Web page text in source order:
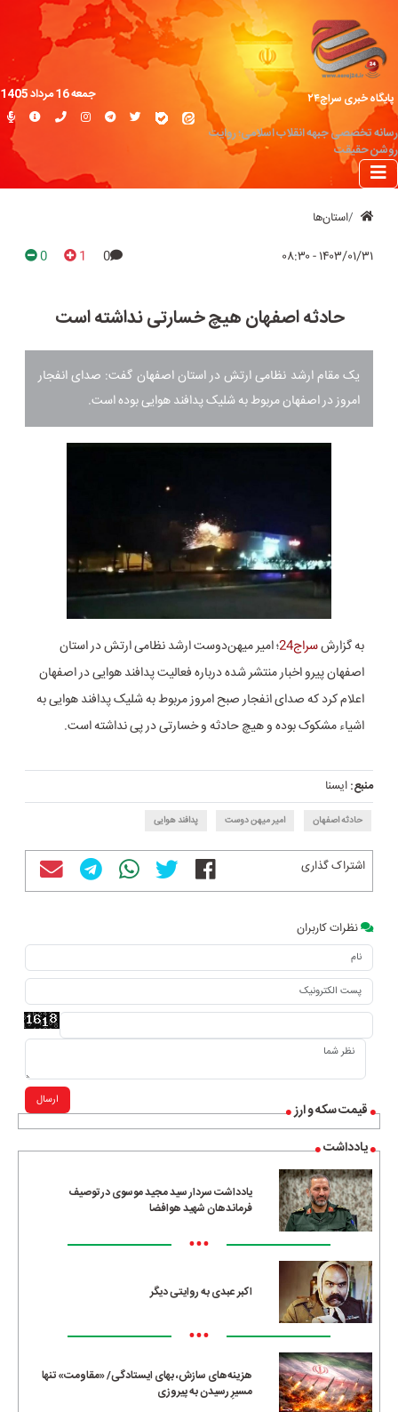
پایگاه خبری سراج۲۴
رسانه تخصصی جبهه انقلاب اسلامی؛ روایت
روشن حقیقت
جمعه 16 مرداد 1405
قیمت سکه و ارز
یادداشت
یادداشت سردار سید مجید موسوی در توصیف
فرماندهان شهید هوافضا
•••
اکبر عبدی به روایتی دیگر
•••
هزینه‌های سازش، بهای ایستادگی/ «مقاومت» تنها
مسیرِ رسیدن به پیروزی
استان‌ها
۱۴۰۳/۰۱/۳۱ - ۰۸:۳۰ 0
1
0
حادثه اصفهان هیچ خسارتی نداشته است
یک مقام ارشد نظامی ارتش در استان اصفهان گفت: صدای انفجار
امروز در اصفهان مربوط به شلیک پدافند هوایی بوده است.
به گزارشسراج24
؛ امیر میهن‌دوست ارشد نظامی ارتش در استان
اصفهان پیرو اخبار منتشر شده درباره فعالیت پدافند هوایی در اصفهان
اعلام کرد که صدای انفجار صبح امروز مربوط به شلیک پدافند هوایی به
اشیاء مشکوک بوده و هیچ حادثه و خسارتی در پی نداشته است.
منبع:ایسنا
حادثه اصفهان امیر میهن دوست پدافند هوایی
اشتراک گذاری
نظرات کاربران
ارسال